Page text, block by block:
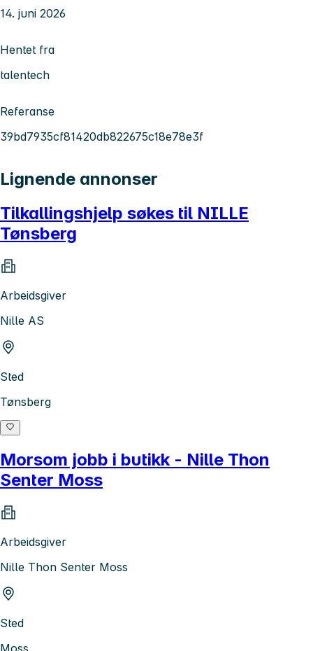
14. juni 2026
Hentet fra
talentech
Referanse
39bd7935cf81420db822675c18e78e3f
Lignende annonser
Tilkallingshjelp søkes til NILLE
Tønsberg
Arbeidsgiver
Nille AS
Sted
Tønsberg
Morsom jobb i butikk - Nille Thon
Senter Moss
Arbeidsgiver
Nille Thon Senter Moss
Sted
Moss